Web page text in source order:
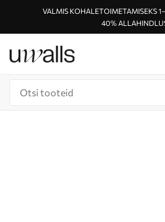
VALMIS KOHALETOIMETAMISEKS
40%